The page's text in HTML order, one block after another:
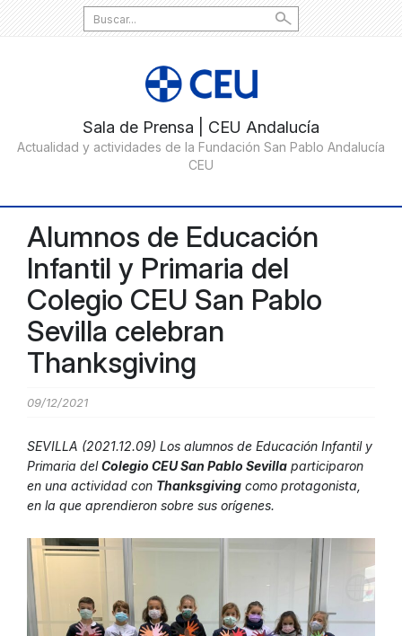
Search
for:
Alumnos de Educación
Infantil y Primaria del
Colegio CEU San Pablo
Sevilla celebran
Thanksgiving
09/12/2021
SEVILLA (2021.12.09) Los alumnos de Educación Infantil y
Primaria delColegio CEU San Pablo Sevilla participaron
en una actividad con Thanksgiving como protagonista,
en la que aprendieron sobre sus orígenes.